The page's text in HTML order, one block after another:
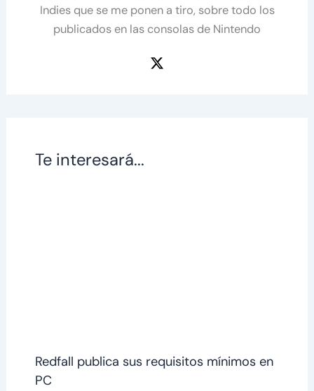
Indies que se me ponen a tiro, sobre todo los
publicados en las consolas de Nintendo
Te interesará...
Redfall publica sus requisitos mínimos en
PC